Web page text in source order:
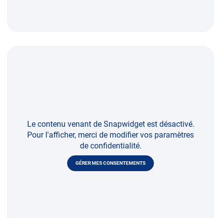
Le contenu venant de Snapwidget est désactivé.
Pour l'afficher, merci de modifier vos paramètres
de confidentialité.
GÉRER MES CONSENTEMENTS